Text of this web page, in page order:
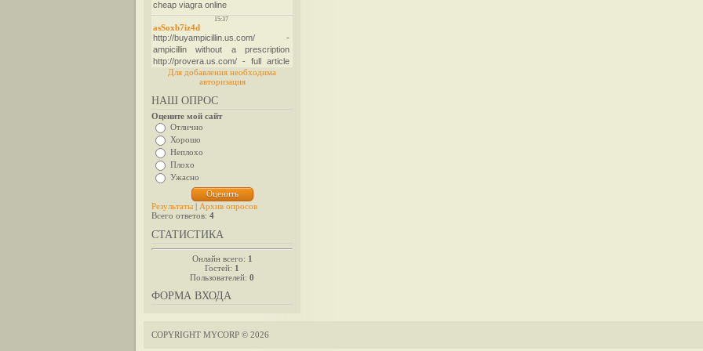
Для добавления необходима
авторизация
НАШ ОПРОС
Оцените мой сайт
Отлично
Хорошо
Неплохо
Плохо
Ужасно
Результаты | Архив опросов
Всего ответов: 4
СТАТИСТИКА
Онлайн всего: 1
Гостей: 1
Пользователей: 0
ФОРМА ВХОДА
COPYRIGHT MYCORP © 2026